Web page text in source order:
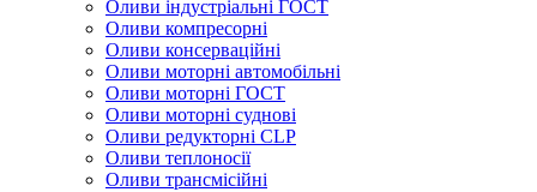
Оливи індустріальні ГОСТ
Оливи компресорні
Оливи консерваційні
Оливи моторні автомобільні
Оливи моторні ГОСТ
Оливи моторні суднові
Оливи редукторні CLP
Оливи теплоносії
Оливи трансмісійні